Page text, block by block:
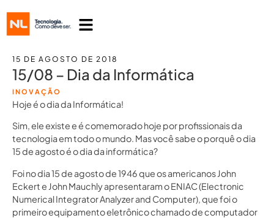
15 DE AGOSTO DE 2018
15/08 – Dia da Informática
INOVAÇÃO
Hoje é o dia da Informática!
Sim, ele existe e é comemorado hoje por profissionais da
tecnologia em todo o mundo. Mas você sabe o porquê o dia
15 de agosto é o dia da informática?
Foi no dia 15 de agosto de 1946 que os americanos John
Eckert e John Mauchly apresentaram o ENIAC (Electronic
Numerical Integrator Analyzer and Computer), que foi o
primeiro equipamento eletrônico chamado de computador